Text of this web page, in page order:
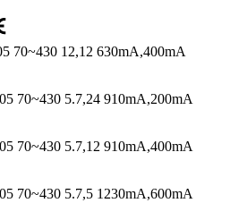
70~430 12,12 630mA,400mA
70~430 5.7,24 910mA,200mA
70~430 5.7,12 910mA,400mA
70~430 5.7,5 1230mA,600mA